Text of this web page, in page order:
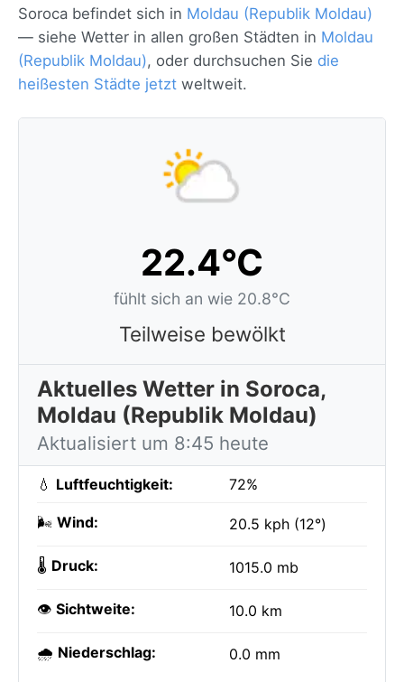
Soroca befindet sich in Moldau (Republik Moldau)
— siehe Wetter in allen großen Städten in Moldau
(Republik Moldau), oder durchsuchen Sie die
heißesten Städte jetzt weltweit.
22.4°C
fühlt sich an wie 20.8°C
Teilweise bewölkt
Aktuelles Wetter in Soroca,
Moldau (Republik Moldau)
Aktualisiert um 8:45 heute
💧 Luftfeuchtigkeit: 72%
🌬️ Wind: 20.5 kph (12°)
🌡️ Druck: 1015.0 mb
👁️ Sichtweite: 10.0 km
🌧️ Niederschlag: 0.0 mm